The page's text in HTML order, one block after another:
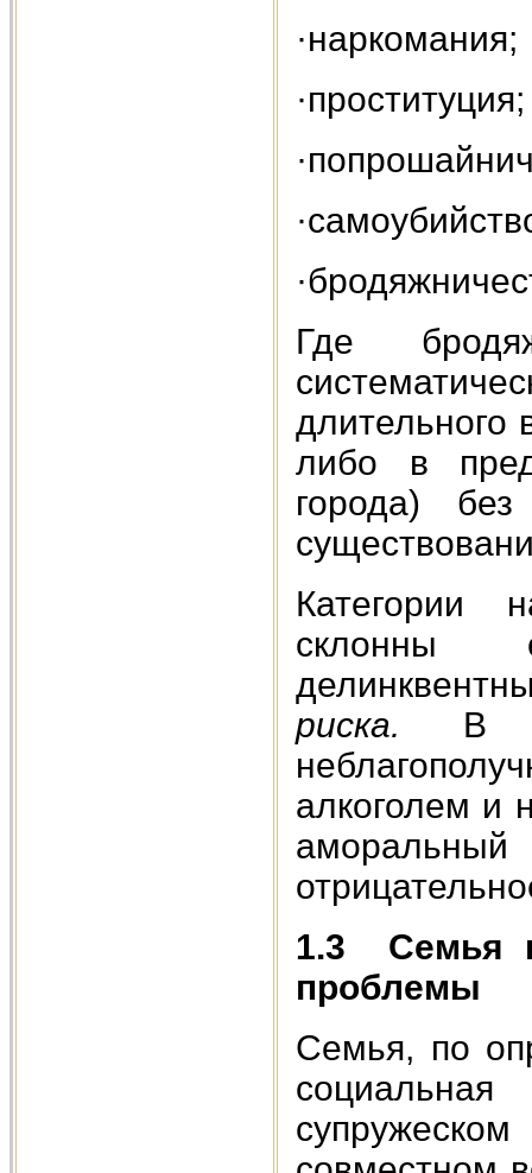
·наркомания;
·проституция;
Где
длительного
либо в
города)
Категории
склонны
риска. В
алкоголем и
1.3 Семья
проблемы
Семья, по